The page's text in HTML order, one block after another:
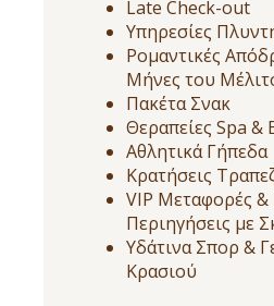
Late Check-out
Υπηρεσίες
Ρομαντικές
Μήνες του
Πακέτα Σνακ
Θεραπείες Spa &
Αθλητικά Γήπεδα
Κρατήσεις
VIP Μεταφορές &
Περιηγήσεις με
Υδάτινα Σπορ &
Κρασιού